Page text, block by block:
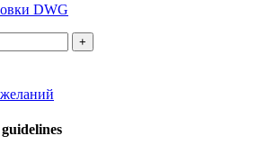
DWG
L/ULP